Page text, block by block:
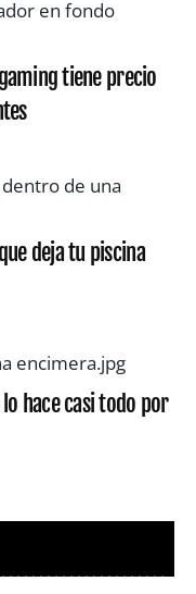
tiene precio
deja tu piscina
hace casi todo por